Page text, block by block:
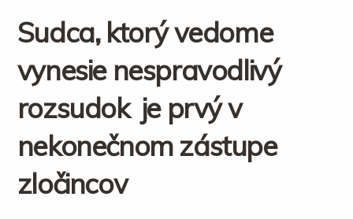
Sudca, ktorý vedome
vynesie nespravodlivý
rozsudok je prvý v
nekonečnom zástupe
zločincov